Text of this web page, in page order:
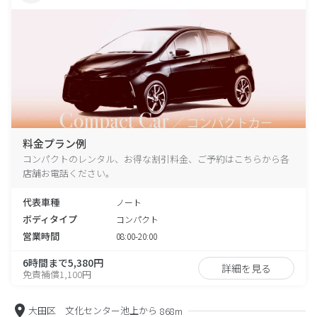
料金プラン例
コンパクトのレンタル、お得な割引料金、ご予約はこちらから各
店舗お電話ください。
代表車種 ノート
ボディタイプ コンパクト
営業時間 08:00-20:00
6時間まで5,380円
免責補償1,100円 詳細を見る
大田区 文化センター池上から 868m